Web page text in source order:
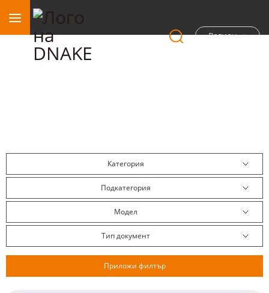
Регион
Категория
Подкатегория
Модел
Тип документ
Приложи филтър